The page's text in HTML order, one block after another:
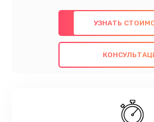
предлагаем быстрый и
использованием
также гарантируем
проведенных работ. Наша
наилучшим образом. Не
УЗНАТЬ